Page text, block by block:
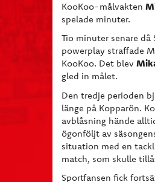
KooKoo-målvakten
spelade minuter.
Tio minuter senare
powerplay straffade
KooKoo. Det blev
gled in målet.
Den tredje perioden
länge på Kopparön.
avblåsning hände
ögonföljt av
situation med en
match, som skulle
Sportfansen fick